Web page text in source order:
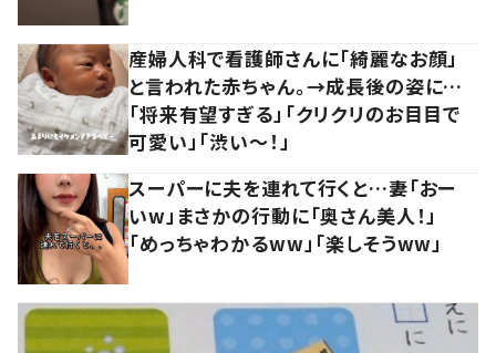
産婦人科で看護師さんに「綺麗なお顔」
と言われた赤ちゃん。→成長後の姿に…
「将来有望すぎる」「クリクリのお目目で
可愛い」「渋い～！」
スーパーに夫を連れて行くと…妻「おー
いw」まさかの行動に「奥さん美人！」
「めっちゃわかるww」「楽しそうww」